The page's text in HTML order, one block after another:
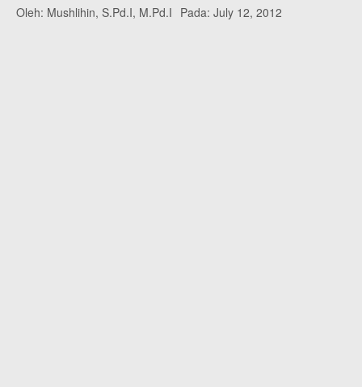
Oleh: Mushlihin, S.Pd.I, M.Pd.I Pada: July 12, 2012